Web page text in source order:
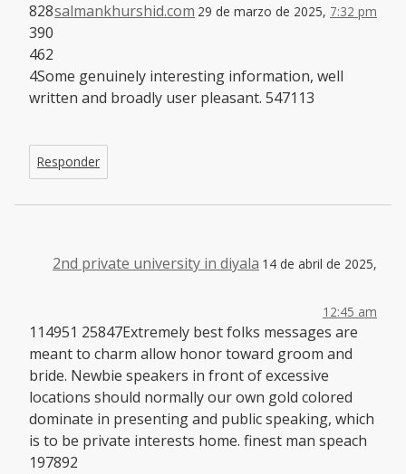
salmankhurshid.com 29 de marzo de 2025, 7:32 pm
828
390
462
4Some genuinely interesting information, well
written and broadly user pleasant. 547113
Responder
2nd private university in diyala 14 de abril de 2025,
12:45 am
114951 25847Extremely best folks messages are
meant to charm allow honor toward groom and
bride. Newbie speakers in front of excessive
locations should normally our own gold colored
dominate in presenting and public speaking, which
is to be private interests home. finest man speach
197892